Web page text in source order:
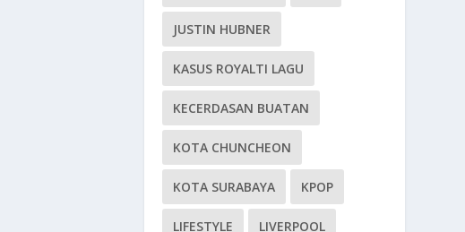
JUSTIN HUBNER
KASUS ROYALTI LAGU
KECERDASAN BUATAN
KOTA CHUNCHEON
KOTA SURABAYA KPOP
LIFESTYLE LIVERPOOL